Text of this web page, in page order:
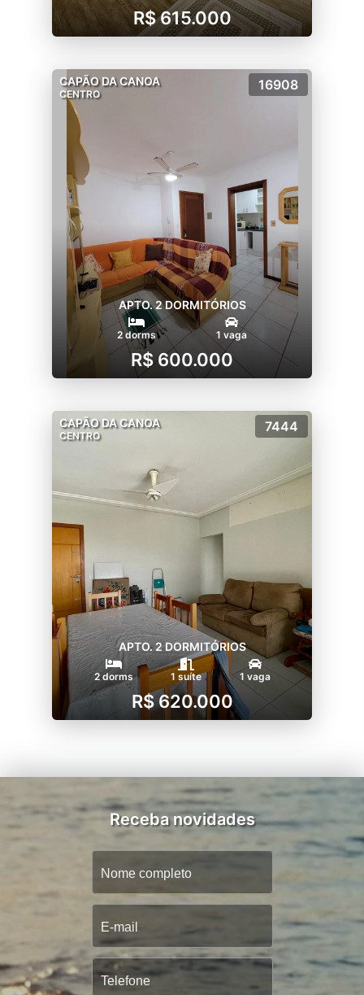
R$ 615.000
CAPÃO DA CANOA
CENTRO
16908
APTO. 2 DORMITÓRIOS
2 dorms 1 vaga
R$ 600.000
CAPÃO DA CANOA
CENTRO
7444
APTO. 2 DORMITÓRIOS
2 dorms 1 suíte 1 vaga
R$ 620.000
Receba novidades